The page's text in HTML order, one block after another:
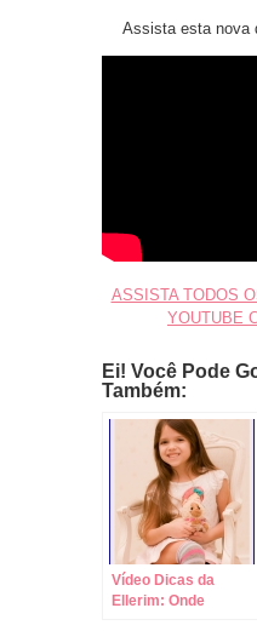
Assista esta nova
ASSISTA TODOS
YOUTUBE
Ei! Você Pode
Também:
Vídeo Dicas da
Ellerim: Onde